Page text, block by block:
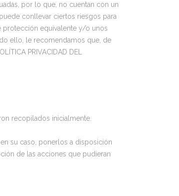
por lo que, no cuentan con un
conllevar ciertos riesgos para
protección equivalente y/o unos
ello, le recomendamos que, de
PRIVACIDAD DEL
recopilados inicialmente.
su caso, ponerlos a disposición
de las acciones que pudieran